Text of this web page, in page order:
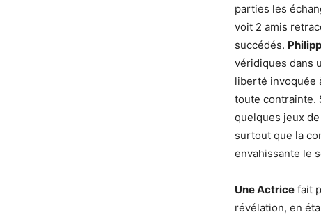
parties les
voit 2 amis
succédés.
véridiques dans
liberté invoquée
toute contrainte.
quelques jeux
surtout que la
envahissante le
Une Actrice fait
révélation, en